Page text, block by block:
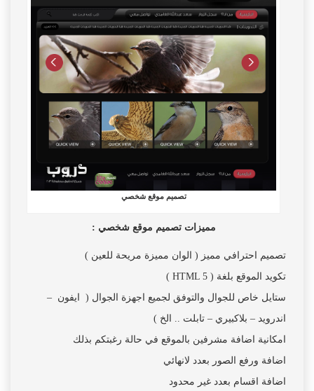
تصميم موقع شخصي
مميزات تصميم موقع شخصي :
تصميم احترافي مميز ( الوان مميزة مريحة للعين )
تكويد الموقع بلغة ( HTML 5 )
ستايل خاص للجوال والتوفق لجميع اجهزة الجوال ( ايفون –
اندرويد – بلاكبيري – تابلت .. الخ )
امكانية اضافة مشرفين بالموقع في حالة رغبتكم بذلك
اضافة ورفع الصور بعدد لانهائي
اضافة اقسام بعدد غير محدود